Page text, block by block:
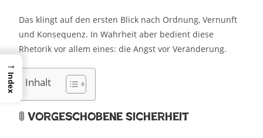
Das klingt auf den ersten Blick nach Ordnung, Vernunft
und Konsequenz. In Wahrheit aber bedient diese
Rhetorik vor allem eines: die Angst vor Veränderung.
Inhalt
🚦 Vorgeschobene Sicherheit
→
Index